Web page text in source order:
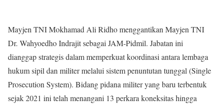
Mayjen TNI Mokhamad Ali Ridho menggantikan Mayjen TNI
Dr. Wahyoedho Indrajit sebagai JAM-Pidmil. Jabatan ini
dianggap strategis dalam memperkuat koordinasi antara lembaga
hukum sipil dan militer melalui sistem penuntutan tunggal (Single
Prosecution System). Bidang pidana militer yang baru terbentuk
sejak 2021 ini telah menangani 13 perkara koneksitas hingga